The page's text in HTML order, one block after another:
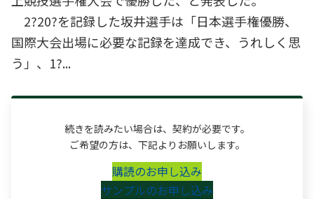
2?20?を記録した坂井選手は「日本選手権優勝、
国際大会出場に必要な記録を達成でき、うれしく思
う」、1?...
続きを読みたい場合は、契約が必要です。
ご希望の方は、下記よりお願いします。
購読のお申し込み
サンプルのお申し込み